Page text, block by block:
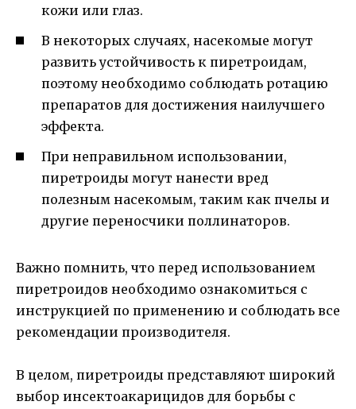
кожи или глаз.
В некоторых случаях, насекомые могут
развить устойчивость к пиретроидам,
поэтому необходимо соблюдать ротацию
препаратов для достижения наилучшего
эффекта.
При неправильном использовании,
пиретроиды могут нанести вред
полезным насекомым, таким как пчелы и
другие переносчики поллинаторов.
Важно помнить, что перед использованием
пиретроидов необходимо ознакомиться с
инструкцией по применению и соблюдать все
рекомендации производителя.
В целом, пиретроиды представляют широкий
выбор инсектоакарицидов для борьбы с